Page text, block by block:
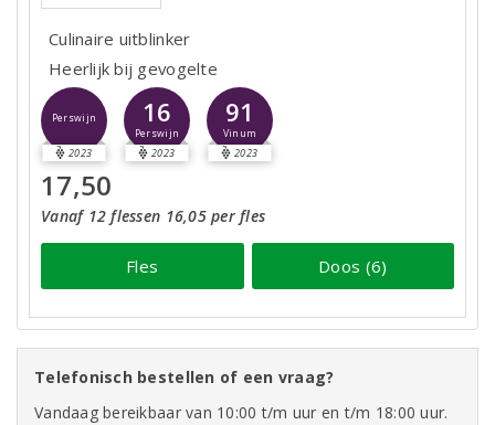
Culinaire uitblinker
Heerlijk bij gevogelte
Perswijn
2023
16
Perswijn
2023
91
Vinum
2023
17,50
Vanaf 12 flessen 16,05 per fles
Fles Doos (6)
Telefonisch bestellen of een vraag?
Vandaag bereikbaar van 10:00 t/m uur en t/m 18:00 uur.